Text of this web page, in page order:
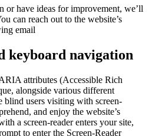
or have ideas for improvement, we’ll
can reach out to the website’s
email
keyboard navigation
attributes (Accessible Rich
alongside various different
blind users visiting with screen-
and enjoy the website’s
a screen-reader enters your site,
to enter the Screen-Reader